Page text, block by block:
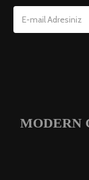
MODERN